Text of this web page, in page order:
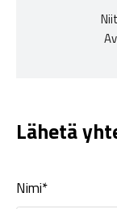
Lähetä
Nimi*